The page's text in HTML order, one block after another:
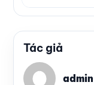
Tác giả
admin